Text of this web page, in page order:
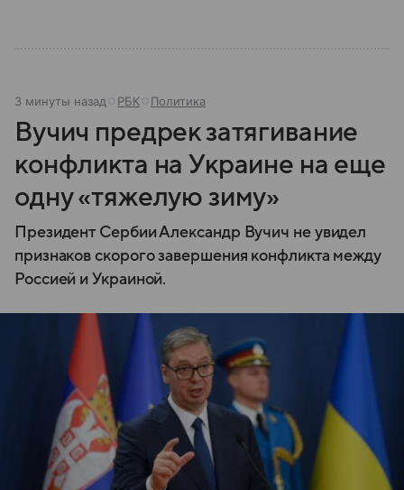
3 минуты назад РБК Политика
Вучич предрек затягивание
конфликта на Украине на еще
одну «тяжелую зиму»
Президент Сербии Александр Вучич не увидел
признаков скорого завершения конфликта между
Россией и Украиной.